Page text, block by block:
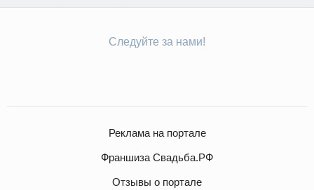
Следуйте за нами!
Реклама на портале
Франшиза Свадьба.РФ
Отзывы о портале